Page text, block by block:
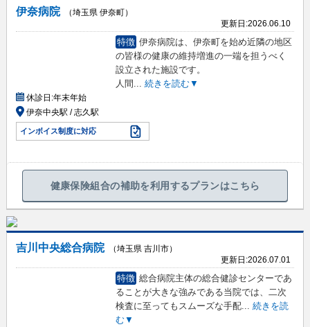
伊奈病院
（埼玉県 伊奈町）
更新日:2026.06.10
特徴 伊奈病院は、伊奈町を始め近隣の地区
の皆様の健康の維持増進の一端を担うべく
設立された施設です。
人間 ... 続きを読む▼
休診日:年末年始
伊奈中央駅 / 志久駅
インボイス制度に対応
健康保険組合の補助を利用するプランはこちら
吉川中央総合病院
（埼玉県 吉川市）
更新日:2026.07.01
特徴 総合病院主体の総合健診センターであ
ることが大きな強みである当院では、二次
検査に至ってもスムーズな手配...
続きを読
む▼